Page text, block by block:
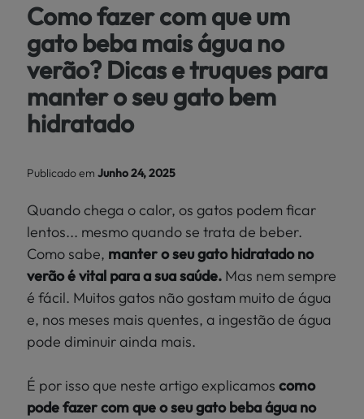
PEQUENOS
MAMÍFEROS
PEIXES
MUNDO
KIWOKO
Localize
a sua loja
Como fazer com que um
gato beba mais água no
verão? Dicas e truques para
manter o seu gato bem
hidratado
Publicado em Junho 24, 2025
Quando chega o calor, os gatos podem ficar
lentos... mesmo quando se trata de beber.
Como sabe, manter o seu gato hidratado no
verão é vital para a sua saúde. Mas nem sempre
é fácil. Muitos gatos não gostam muito de água
e, nos meses mais quentes, a ingestão de água
pode diminuir ainda mais.
É por isso que neste artigo explicamos como
pode fazer com que o seu gato beba água no